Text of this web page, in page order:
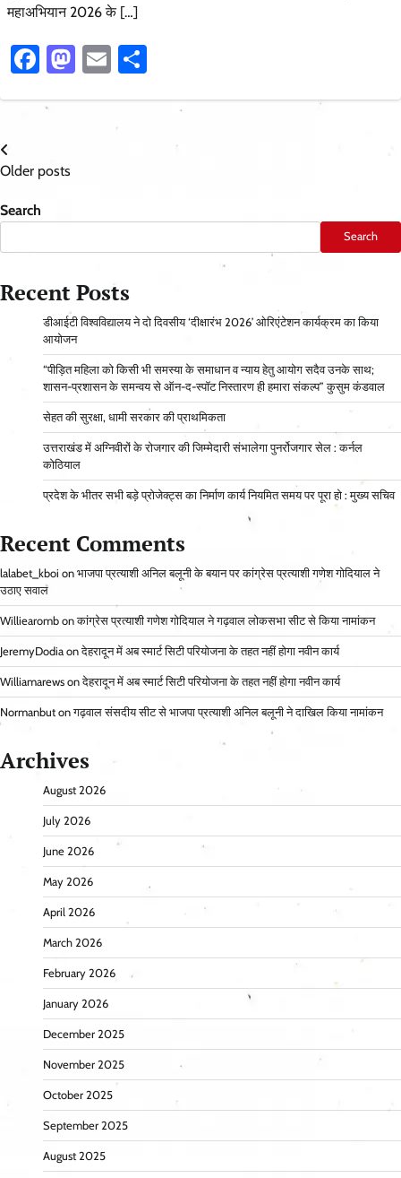
महाअभियान 2026 के […]
Facebook
Mastodon
Email
Posts
navigation
Older posts
Search
Search
Recent Posts
डीआईटी विश्वविद्यालय ने दो दिवसीय ‘दीक्षारंभ 2026’ ओरिएंटेशन कार्यक्रम का किया
आयोजन
“पीड़ित महिला को किसी भी समस्या के समाधान व न्याय हेतु आयोग सदैव उनके साथ;
शासन-प्रशासन के समन्वय से ऑन-द-स्पॉट निस्तारण ही हमारा संकल्प” कुसुम कंडवाल
सेहत की सुरक्षा, धामी सरकार की प्राथमिकता
उत्तराखंड में अग्निवीरों के रोजगार की जिम्मेदारी संभालेगा पुनर्रोजगार सेल : कर्नल
कोठियाल
प्रदेश के भीतर सभी बड़े प्रोजेक्ट्स का निर्माण कार्य नियमित समय पर पूरा हो : मुख्य सचिव
Recent Comments
lalabet_kboi on भाजपा प्रत्याशी अनिल बलूनी के बयान पर कांग्रेस प्रत्याशी गणेश गोदियाल ने
उठाए सवाल
Williearomb onकांग्रेस प्रत्याशी गणेश गोदियाल ने गढ़वाल लोकसभा सीट से किया नामांकन
JeremyDodia onदेहरादून में अब स्मार्ट सिटी परियोजना के तहत नहीं होगा नवीन कार्य
Williamarews onदेहरादून में अब स्मार्ट सिटी परियोजना के तहत नहीं होगा नवीन कार्य
Normanbut onगढ़वाल संसदीय सीट से भाजपा प्रत्याशी अनिल बलूनी ने दाखिल किया नामांकन
Archives
August 2026
July 2026
June 2026
May 2026
April 2026
March 2026
February 2026
January 2026
December 2025
November 2025
October 2025
September 2025
August 2025